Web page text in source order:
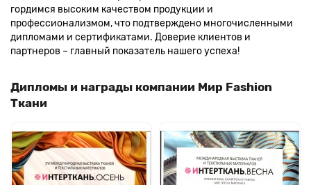
гордимся высоким качеством продукции и
профессионализмом, что подтверждено многочисленными
дипломами и сертификатами. Доверие клиентов и
партнеров – главный показатель нашего успеха!
Дипломы и награды компании Мир Fashion
Ткани